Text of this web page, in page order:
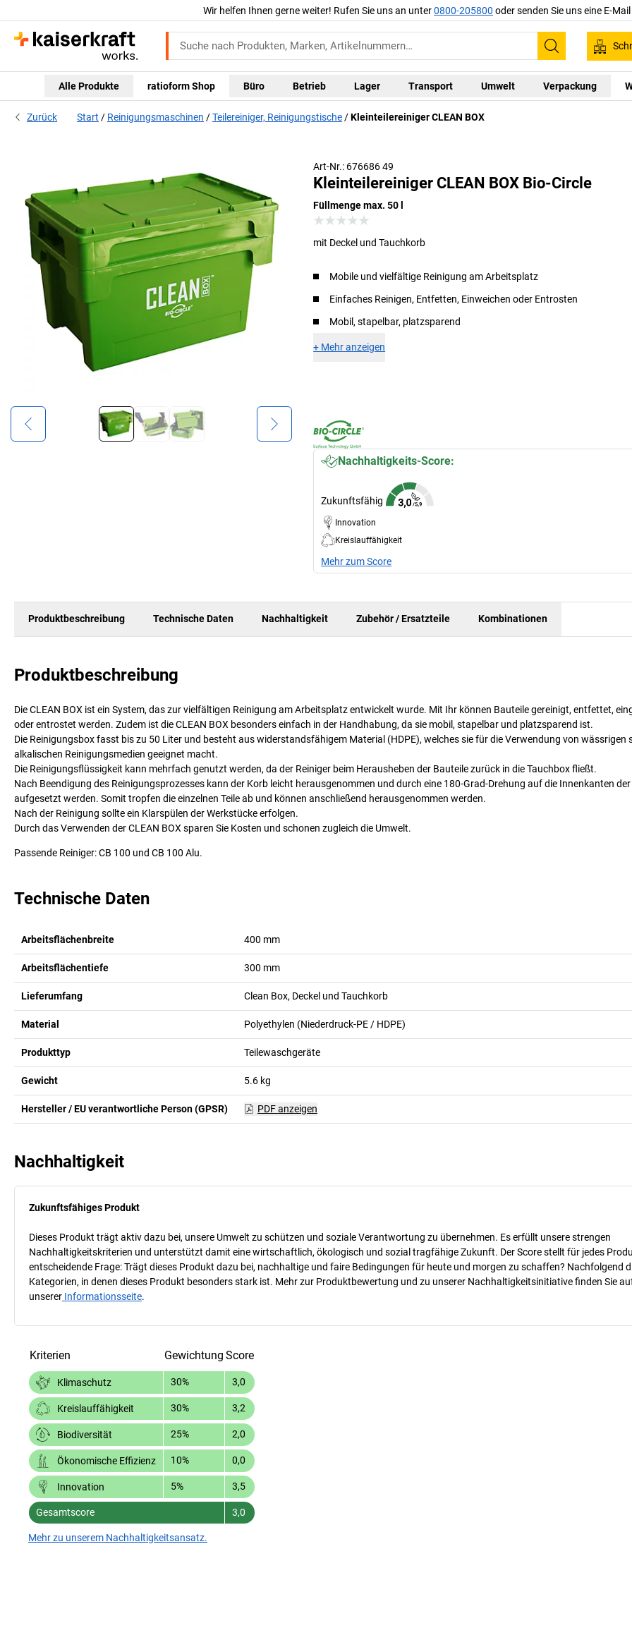
Wir helfen Ihnen gerne weiter! Rufen Sie uns an unter0800-205800 oder senden Sie uns eine E-
Suchen
Alle Produkte ratioform Shop Büro Betrieb Lager Transport Umwelt Verpackung
Zurück Start Reinigungsmaschinen Teilereiniger, Reinigungstische Kleinteilereiniger CLEAN BOX
Art-Nr.: 676686 49
Kleinteilereiniger CLEAN BOX Bio-Circle
Füllmenge max. 50 l
mit Deckel und Tauchkorb
Mobile und vielfältige Reinigung am Arbeitsplatz
Einfaches Reinigen, Entfetten, Einweichen oder Entrosten
Mobil, stapelbar, platzsparend
+ Mehr anzeigen
Nachhaltigkeits-Score:
Zukunftsfähig
Innovation
Kreislauffähigkeit
Mehr zum Score
Produktbeschreibung Technische Daten Nachhaltigkeit Zubehör / Ersatzteile Kombinationen
Produktbeschreibung
Die CLEAN BOX ist ein System, das zur vielfältigen Reinigung am Arbeitsplatz entwickelt wurde. Mit Ihr können Bauteile gereinigt, entfettet,
oder entrostet werden. Zudem ist die CLEAN BOX besonders einfach in der Handhabung, da sie mobil, stapelbar und platzsparend ist.
Die Reinigungsbox fasst bis zu 50 Liter und besteht aus widerstandsfähigem Material (HDPE), welches sie für die Verwendung von wässrigen
alkalischen Reinigungsmedien geeignet macht.
Die Reinigungsflüssigkeit kann mehrfach genutzt werden, da der Reiniger beim Herausheben der Bauteile zurück in die Tauchbox fließt.
Nach Beendigung des Reinigungsprozesses kann der Korb leicht herausgenommen und durch eine 180-Grad-Drehung auf die Innenkanten
aufgesetzt werden. Somit tropfen die einzelnen Teile ab und können anschließend herausgenommen werden.
Nach der Reinigung sollte ein Klarspülen der Werkstücke erfolgen.
Durch das Verwenden der CLEAN BOX sparen Sie Kosten und schonen zugleich die Umwelt.
Passende Reiniger: CB 100 und CB 100 Alu.
Technische Daten
Arbeitsflächenbreite 400 mm
Arbeitsflächentiefe 300 mm
Lieferumfang Clean Box, Deckel und Tauchkorb
Material Polyethylen (Niederdruck-PE / HDPE)
Produkttyp Teilewaschgeräte
Gewicht 5.6 kg
Hersteller / EU verantwortliche Person (GPSR) PDF anzeigen
Nachhaltigkeit
Zukunftsfähiges Produkt
Dieses Produkt trägt aktiv dazu bei, unsere Umwelt zu schützen und soziale Verantwortung zu übernehmen. Es erfüllt unsere strengen
Nachhaltigkeitskriterien und unterstützt damit eine wirtschaftlich, ökologisch und sozial tragfähige Zukunft. Der Score stellt für jedes
entscheidende Frage: Trägt dieses Produkt dazu bei, nachhaltige und faire Bedingungen für heute und morgen zu schaffen? Nachfolgend
Kategorien, in denen dieses Produkt besonders stark ist. Mehr zur Produktbewertung und zu unserer Nachhaltigkeitsinitiative finden Sie
unserer Informationsseite.
Kriterien Gewichtung Score
Klimaschutz 30% 3,0
Kreislauffähigkeit 30% 3,2
Biodiversität 25% 2,0
Ökonomische Effizienz 10% 0,0
Innovation 5% 3,5
Gesamtscore 3,0
Mehr zu unserem Nachhaltigkeitsansatz.